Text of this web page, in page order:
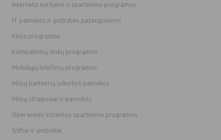
Interneto naršymo ir spartinimo programos
IT pamokos ir gudrybės pažengusiems
Kitos programos
Kompaktinių diskų programos
Mobiliųjų telefonų programos
Mūsų partnerių sukurtos pamokos
Mūsų straipsniai ir pamokos
Operacinės sistemos spartinimo programos
Šriftai ir simboliai